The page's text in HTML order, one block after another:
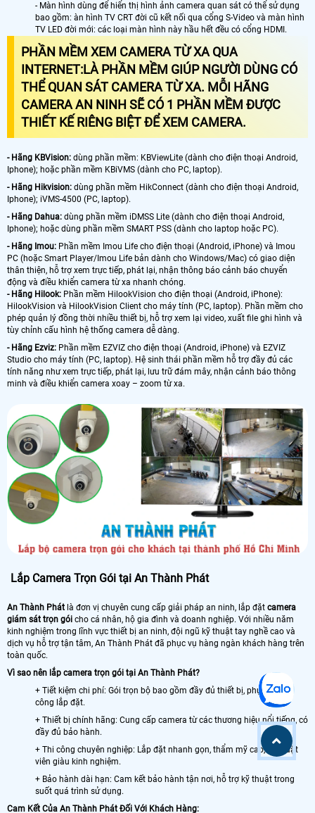
- Màn hình dùng để hiển thị hình ảnh camera quan sát có thể sử dụng
bao gồm: àn hình TV CRT đời cũ kết nối qua cổng S-Video và màn hình
TV LED đời mới: các loại màn hình này hầu hết đều có cổng HDMI.
PHẦN MỀM XEM CAMERA TỪ XA QUA
INTERNET:LÀ PHẦN MỀM GIÚP NGƯỜI DÙNG CÓ
THỂ QUAN SÁT CAMERA TỪ XA. MỖI HÃNG
CAMERA AN NINH SẼ CÓ 1 PHẦN MỀM ĐƯỢC
THIẾT KẾ RIÊNG BIỆT ĐỂ XEM CAMERA.
- Hãng KBVision: dùng phần mềm: KBViewLite (dành cho điện thoại Android,
Iphone); hoặc phần mềm KBiVMS (dành cho PC, laptop).
- Hãng Hikvision: dùng phần mềm HikConnect (dành cho điện thoại Android,
Iphone); iVMS-4500 (PC, laptop).
- Hãng Dahua: dùng phần mềm iDMSS Lite (dành cho điện thoại Android,
Iphone); hoặc dùng phần mềm SMART PSS (dành cho laptop hoặc PC).
- Hãng Imou: Phần mềm Imou Life cho điện thoại (Android, iPhone) và Imou
PC (hoặc Smart Player/Imou Life bản dành cho Windows/Mac) có giao diện
thân thiện, hỗ trợ xem trực tiếp, phát lại, nhận thông báo cảnh báo chuyển
động và điều khiển camera từ xa nhanh chóng.
- Hãng Hilook: Phần mềm HilookVision cho điện thoại (Android, iPhone):
HilookVision và HilookVision Client cho máy tính (PC, laptop). Phần mềm cho
phép quản lý đồng thời nhiều thiết bị, hỗ trợ xem lại video, xuất file ghi hình và
tùy chỉnh cấu hình hệ thống camera dễ dàng.
- Hãng Ezviz: Phần mềm EZVIZ cho điện thoại (Android, iPhone) và EZVIZ
Studio cho máy tính (PC, laptop). Hệ sinh thái phần mềm hỗ trợ đầy đủ các
tính năng như xem trực tiếp, phát lại, lưu trữ đám mây, nhận cảnh báo thông
minh và điều khiển camera xoay – zoom từ xa.
Lắp Camera Trọn Gói tại An Thành Phát
An Thành Phát là đơn vị chuyên cung cấp giải pháp an ninh, lắp đặt camera
giám sát trọn gói cho cá nhân, hộ gia đình và doanh nghiệp. Với nhiều năm
kinh nghiệm trong lĩnh vực thiết bị an ninh, đội ngũ kỹ thuật tay nghề cao và
dịch vụ hỗ trợ tận tâm, An Thành Phát đã phục vụ hàng ngàn khách hàng trên
toàn quốc.
Vì sao nên lắp camera trọn gói tại An Thành Phát?
+ Tiết kiệm chi phí: Gói trọn bộ bao gồm đầy đủ thiết bị, phụ kiện và
công lắp đặt.
+ Thiết bị chính hãng: Cung cấp camera từ các thương hiệu nổi tiếng, có
đầy đủ bảo hành.
+ Thi công chuyên nghiệp: Lắp đặt nhanh gọn, thẩm mỹ cao, kỹ thuật
viên giàu kinh nghiệm.
+ Bảo hành dài hạn: Cam kết bảo hành tận nơi, hỗ trợ kỹ thuật trong
suốt quá trình sử dụng.
Cam Kết Của An Thành Phát Đối Với Khách Hàng: